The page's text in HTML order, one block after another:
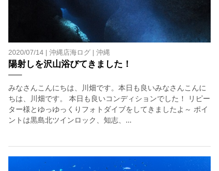
2020/07/14 | 沖縄店海ログ| 沖縄
陽射しを沢山浴びてきました！
みなさんこんにちは、川畑です。本日も良いみなさんこんに
ちは、川畑です。 本日も良いコンディションでした！ リピー
ター様とゆっゆっくりフォトダイブをしてきましたよ～ ポイ
ントは黒島北ツインロック、知志、...